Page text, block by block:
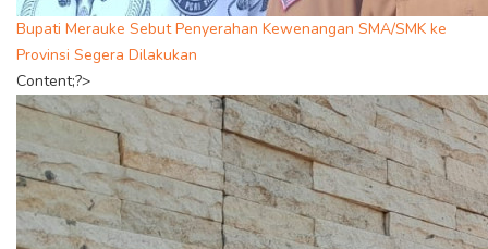
Bupati Merauke Sebut Penyerahan Kewenangan SMA/SMK ke
Provinsi Segera Dilakukan
Content;?>